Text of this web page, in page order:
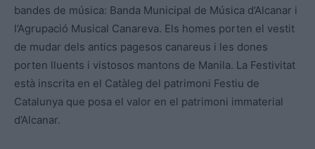
bandes de música: Banda Municipal de Música d’Alcanar i
l’Agrupació Musical Canareva. Els homes porten el vestit
de mudar dels antics pagesos canareus i les dones
porten lluents i vistosos mantons de Manila. La Festivitat
està inscrita en el Catàleg del patrimoni Festiu de
Catalunya que posa el valor en el patrimoni immaterial
d’Alcanar.